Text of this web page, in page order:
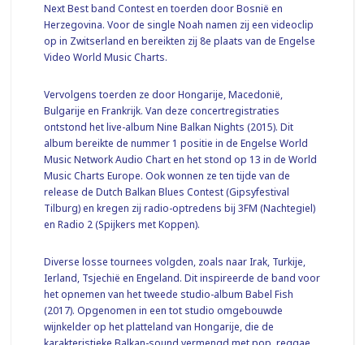
Next Best band Contest en toerden door Bosnië en
Herzegovina. Voor de single Noah namen zij een videoclip
op in Zwitserland en bereikten zij 8e plaats van de Engelse
Video World Music Charts.
Vervolgens toerden ze door Hongarije, Macedonië,
Bulgarije en Frankrijk. Van deze concertregistraties
ontstond het live-album Nine Balkan Nights (2015). Dit
album bereikte de nummer 1 positie in de Engelse World
Music Network Audio Chart en het stond op 13 in de World
Music Charts Europe. Ook wonnen ze ten tijde van de
release de Dutch Balkan Blues Contest (Gipsyfestival
Tilburg) en kregen zij radio-optredens bij 3FM (Nachtegiel)
en Radio 2 (Spijkers met Koppen).
Diverse losse tournees volgden, zoals naar Irak, Turkije,
Ierland, Tsjechië en Engeland. Dit inspireerde de band voor
het opnemen van het tweede studio-album Babel Fish
(2017). Opgenomen in een tot studio omgebouwde
wijnkelder op het platteland van Hongarije, die de